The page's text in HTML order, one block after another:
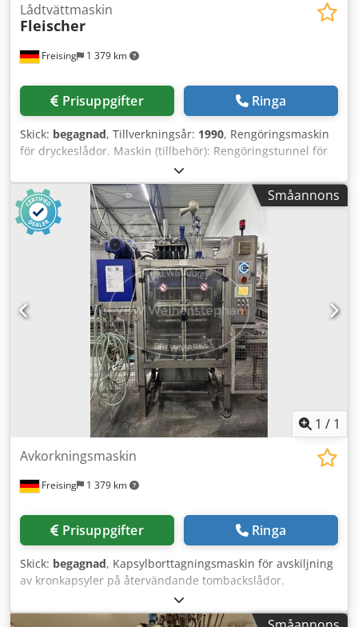
Freising 1 379 km
Lådtvättmaskin
Fleischer
Prisuppgifter Ringa
Skick: begagnad, Tillverkningsår: 1990, Rengöringsmaskin
för dryckeslådor. Maskin (tillbehör): Rengöringstunnel för
dryckeslådor Kapacitet för fyllningslinje: 44 000
flaskor/timme, kapacitet vid fyllaren Format: 20- och 9-
packslådor för 0,5 liters flaskor Dwedpfx Aqozizxdslsa
Material: Hölje i rostfritt stål Placering: i ett stående hölje
på fötter Utrustning: Hölje; lådtransport; styrskåp med
Småannons
1 / 1
Freising 1 379 km
Avkorkningsmaskin
Prisuppgifter Ringa
Skick: begagnad, Kapsylborttagningsmaskin för avskiljning
av kronkapsyler på återvändande tombackslådor.
Maskintillägg: Kronkapsylborttagning från tomma
glasflaskor. Kapacitet fyllningslinje: 44 000 flaskor/timme